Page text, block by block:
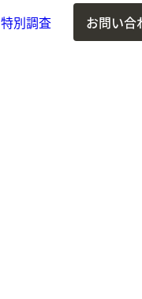
特別調査 お問い合